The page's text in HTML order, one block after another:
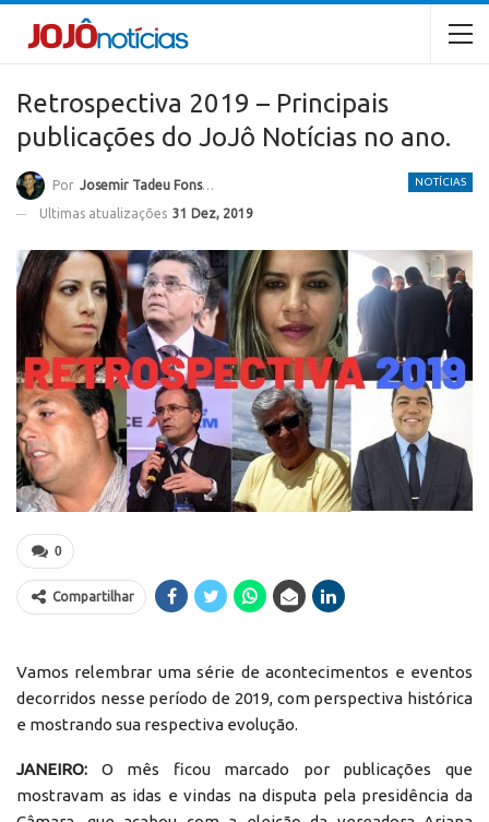
Retrospectiva 2019 – Principais
publicações do JoJô Notícias no ano.
NOTÍCIAS
Por Josemir Tadeu Fonseca
Ultimas atualizações 31 Dez, 2019
0
Compartilhar
Vamos relembrar uma série de acontecimentos e eventos
decorridos nesse período de 2019, com perspectiva histórica
e mostrando sua respectiva evolução.
JANEIRO: O mês ficou marcado por publicações que
mostravam as idas e vindas na disputa pela presidência da